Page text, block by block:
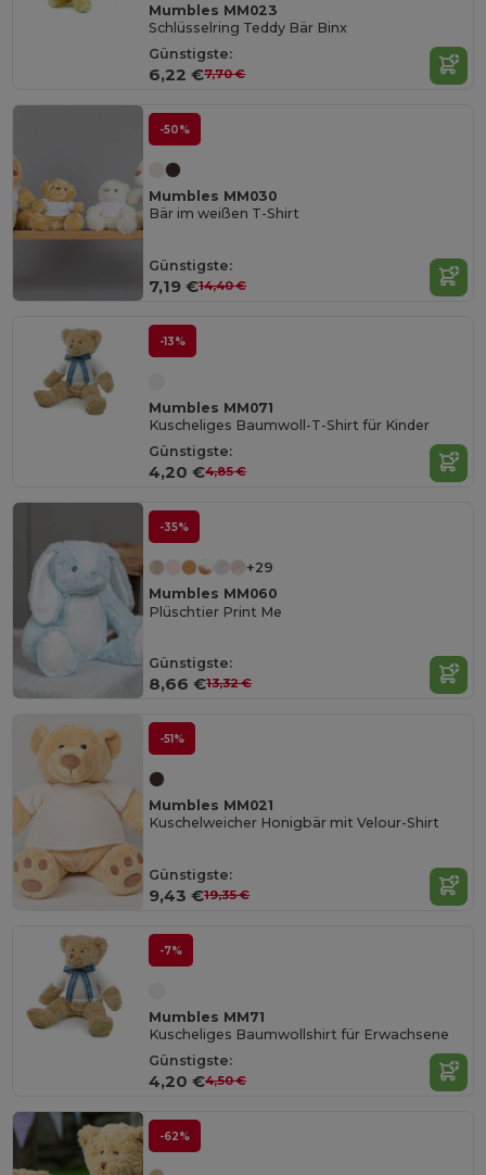
Mumbles MM023
Schlüsselring Teddy Bär Binx
Günstigste:
6,22 €7,70 €
-50%
Mumbles MM030
Bär im weißen T-Shirt
Günstigste:
7,19 €14,40 €
-13%
Mumbles MM071
Kuscheliges Baumwoll-T-Shirt für Kinder
Günstigste:
4,20 €4,85 €
-35%
+29
Mumbles MM060
Plüschtier Print Me
Günstigste:
8,66 €13,32 €
-51%
Mumbles MM021
Kuschelweicher Honigbär mit Velour-Shirt
Günstigste:
9,43 €19,35 €
-7%
Mumbles MM71
Kuscheliges Baumwollshirt für Erwachsene
Günstigste:
4,20 €4,50 €
-62%